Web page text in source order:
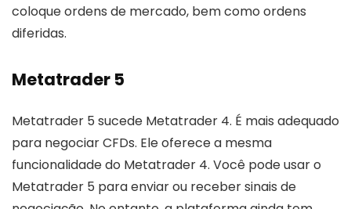
coloque ordens de mercado, bem como ordens
diferidas.
Metatrader 5
Metatrader 5 sucede Metatrader 4. É mais adequado
para negociar CFDs. Ele oferece a mesma
funcionalidade do Metatrader 4. Você pode usar o
Metatrader 5 para enviar ou receber sinais de